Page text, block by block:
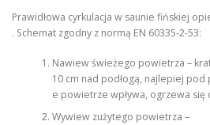
Prawidłowa cyrkulacja w saunie fińskiej
. Schemat zgodny z normą EN 60335-2-53:
Nawiew świeżego powietrza –
10 cm nad podłogą, najlepiej
e powietrze wpływa, ogrzewa się
Wywiew zużytego powietrza –